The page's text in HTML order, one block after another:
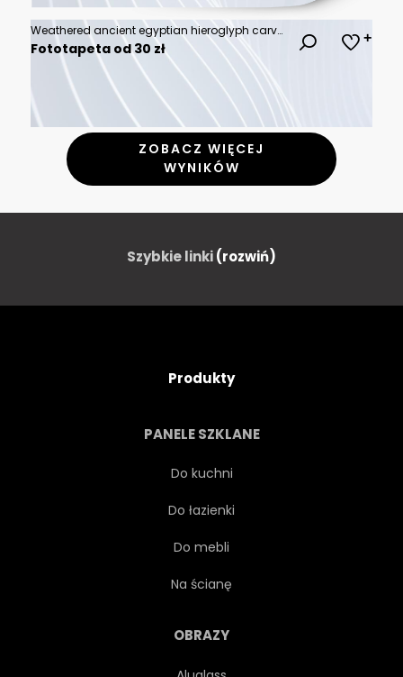
Weathered ancient egyptian hieroglyph carved in sandstone
Fototapeta od 30 zł
ZOBACZ WIĘCEJ
WYNIKÓW
Szybkie linki(rozwiń)
Produkty
PANELE SZKLANE
Do kuchni
Do łazienki
Do mebli
Na ścianę
OBRAZY